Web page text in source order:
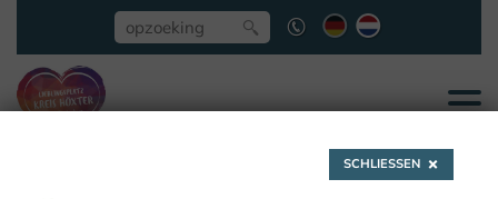
SCHLIESSEN